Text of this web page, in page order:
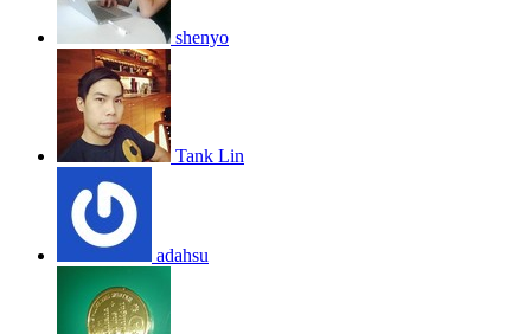
shenyo
Tank Lin
adahsu